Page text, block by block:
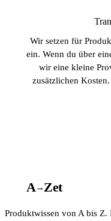
Wir setzen für
ein. Wenn du über
wir eine kleine
zusätzlichen
A→Zet
Produktwissen von A bis Z.